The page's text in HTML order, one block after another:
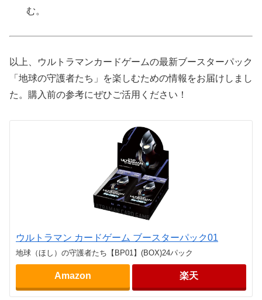
む。
以上、ウルトラマンカードゲームの最新ブースターパック
「地球の守護者たち」を楽しむための情報をお届けしまし
た。購入前の参考にぜひご活用ください！
ウルトラマン カードゲーム ブースターパック01
地球（ほし）の守護者たち【BP01】(BOX)24パック
Amazon 楽天